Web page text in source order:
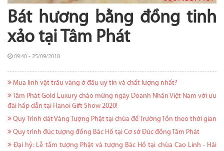
Bát hương bằng đồng tinh
xảo tại Tâm Phát
09:40 - 25/09/2018
Mua linh vật trâu vàng ở đâu uy tín và chất lượng nhất?
Tâm Phát Gold Luxury chào mừng ngày Doanh Nhân Việt Nam với ưu
đãi hấp dẫn tại Hanoi Gift Show 2020!
Quy Trình dát Vàng Tượng Phật tại chùa để Trường Tồn theo thời gian
Quy trình đúc tượng đồng Bác Hồ tại Cơ sở Đúc đồng Tâm Phát
Đại hỷ: Lễ tắm tượng Phật và tượng Bác Hồ tại chùa Cao Linh - Hải